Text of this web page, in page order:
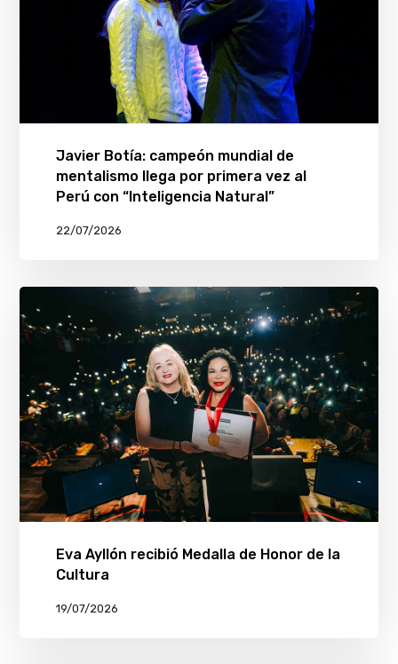
Javier Botía: campeón mundial de
mentalismo llega por primera vez al
Perú con “Inteligencia Natural”
22/07/2026
Eva Ayllón recibió Medalla de Honor de la
Cultura
19/07/2026